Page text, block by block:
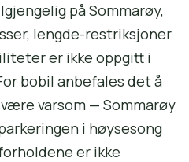
på Sommarøy,
lengde-restriksjoner
er ikke oppgitt i
bobil anbefales det å
varsom — Sommarøy
i høysesong
er ikke